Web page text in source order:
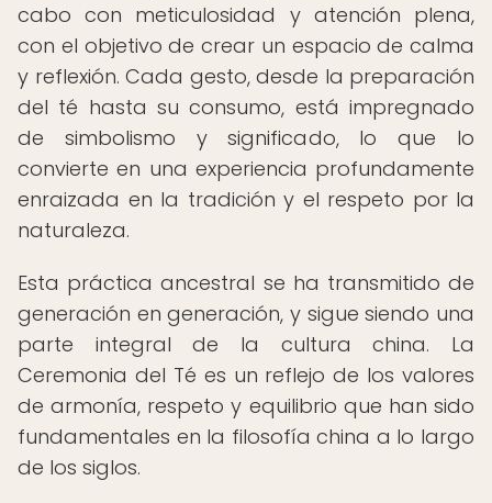
cabo con meticulosidad y atención plena,
con el objetivo de crear un espacio de calma
y reflexión. Cada gesto, desde la preparación
del té hasta su consumo, está impregnado
de simbolismo y significado, lo que lo
convierte en una experiencia profundamente
enraizada en la tradición y el respeto por la
naturaleza.
Esta práctica ancestral se ha transmitido de
generación en generación, y sigue siendo una
parte integral de la cultura china. La
Ceremonia del Té es un reflejo de los valores
de armonía, respeto y equilibrio que han sido
fundamentales en la filosofía china a lo largo
de los siglos.